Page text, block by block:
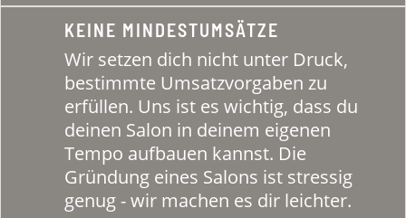
KEINE MINDESTUMSÄTZE
Wir setzen dich nicht unter Druck,
bestimmte Umsatzvorgaben zu
erfüllen. Uns ist es wichtig, dass du
deinen Salon in deinem eigenen
Tempo aufbauen kannst. Die
Gründung eines Salons ist stressig
genug - wir machen es dir leichter.